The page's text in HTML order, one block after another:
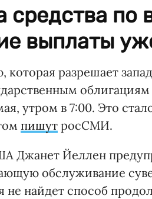
средства по
выплаты
разрешает
утром в 7:00. Это
пишут росСМИ.
Джанет Йеллен
обслуживание
не найдет способ